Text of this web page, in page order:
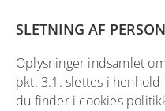
SLETNING AF
Oplysninger indsamlet
pkt. 3.1. slettes i
du finder i cookies